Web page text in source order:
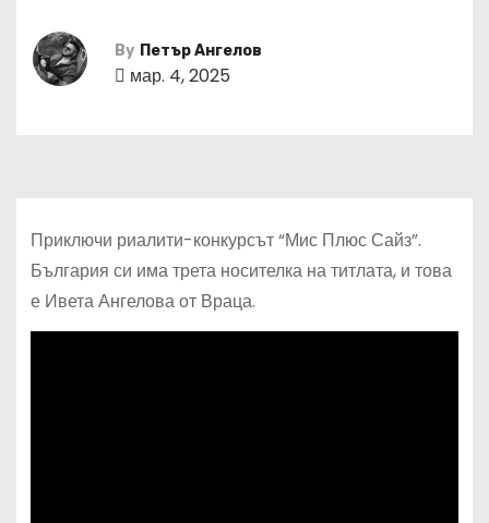
By Петър Ангелов
мар. 4, 2025
Приключи риалити-конкурсът “Мис Плюс Сайз”.
България си има трета носителка на титлата, и това
е Ивета Ангелова от Враца.